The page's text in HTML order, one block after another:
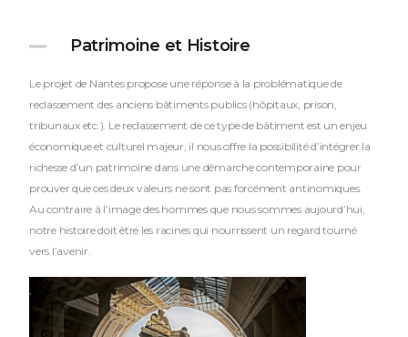
Patrimoine et Histoire
Le projet de Nantes propose une réponse à la problématique de
reclassement des anciens bâtiments publics (hôpitaux, prison,
tribunaux etc.). Le reclassement de ce type de bâtiment est un enjeu
économique et culturel majeur, il nous offre la possibilité d’intégrer la
richesse d’un patrimoine dans une démarche contemporaine pour
prouver que ces deux valeurs ne sont pas forcément antinomiques.
Au contraire à l’image des hommes que nous sommes aujourd’hui,
notre histoire doit être les racines qui nourrissent un regard tourné
vers l’avenir.